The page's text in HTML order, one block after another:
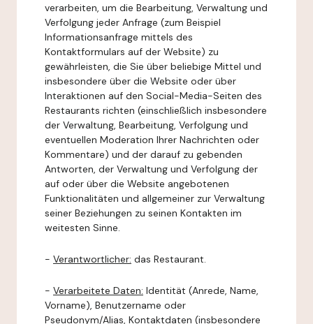
verarbeiten, um die Bearbeitung, Verwaltung und
Verfolgung jeder Anfrage (zum Beispiel
Informationsanfrage mittels des
Kontaktformulars auf der Website) zu
gewährleisten, die Sie über beliebige Mittel und
insbesondere über die Website oder über
Interaktionen auf den Social-Media-Seiten des
Restaurants richten (einschließlich insbesondere
der Verwaltung, Bearbeitung, Verfolgung und
eventuellen Moderation Ihrer Nachrichten oder
Kommentare) und der darauf zu gebenden
Antworten, der Verwaltung und Verfolgung der
auf oder über die Website angebotenen
Funktionalitäten und allgemeiner zur Verwaltung
seiner Beziehungen zu seinen Kontakten im
weitesten Sinne.
- Verantwortlicher: das Restaurant.
- Verarbeitete Daten: Identität (Anrede, Name,
Vorname), Benutzername oder
Pseudonym/Alias, Kontaktdaten (insbesondere